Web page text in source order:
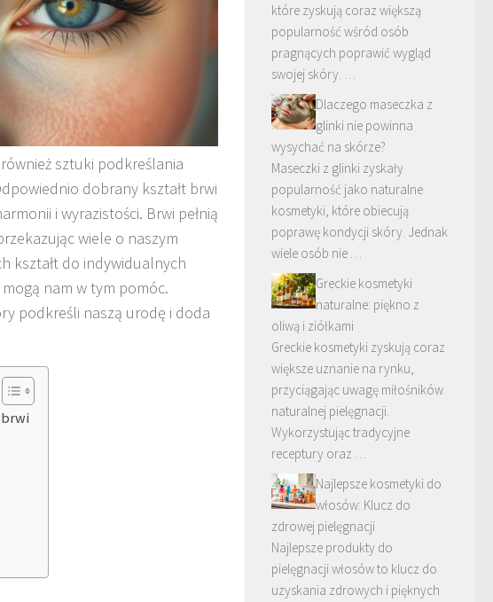
sztuki podkreślania
dobrany kształt brwi
i wyrazistości. Brwi pełnią
wiele o naszym
kształt do indywidualnych
nam w tym pomóc.
podkreśli naszą urodę i doda
które zyskują coraz większą
popularność wśród osób
pragnących poprawić wygląd
swojej skóry. …
Dlaczego maseczka z
glinki nie powinna
wysychać na skórze?
Maseczki z glinki zyskały
popularność jako naturalne
kosmetyki, które obiecują
poprawę kondycji skóry. Jednak
wiele osób nie …
Greckie kosmetyki
naturalne: piękno z
oliwą i ziółkami
Greckie kosmetyki zyskują coraz
większe uznanie na rynku,
przyciągając uwagę miłośników
naturalnej pielęgnacji.
Wykorzystując tradycyjne
receptury oraz …
Najlepsze kosmetyki do
włosów: Klucz do
zdrowej pielęgnacji
Najlepsze produkty do
pielęgnacji włosów to klucz do
uzyskania zdrowych i pięknych